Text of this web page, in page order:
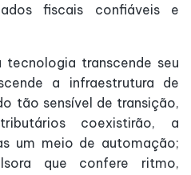
fiscais confiáveis e
transcende seu
a infraestrutura de
tão sensível de transição,
coexistirão, a
um meio de automação;
que confere ritmo,